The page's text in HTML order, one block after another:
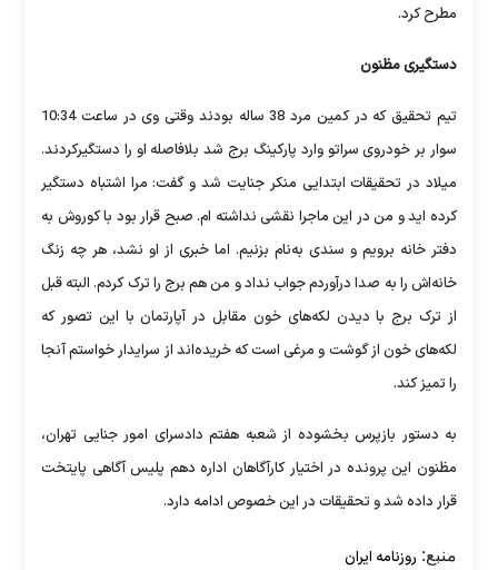
مطرح کرد.
دستگیری مظنون
تیم تحقیق که در کمین مرد 38 ساله بودند وقتی وی در ساعت 10:34
سوار بر خودروی سراتو وارد پارکینگ برج شد بلافاصله او را دستگیرکردند.
میلاد در تحقیقات ابتدایی منکر جنایت شد و گفت: مرا اشتباه دستگیر
کرده اید و من در این ماجرا نقشی نداشته ام. صبح قرار بود با کوروش به
دفتر خانه برویم و سندی به‌نام بزنیم. اما خبری از او نشد، هر چه زنگ
خانه‌اش را به صدا درآوردم جواب نداد و من هم برج را ترک کردم. البته قبل
از ترک برج با دیدن لکه‌های خون مقابل در آپارتمان با این تصور که
لکه‌های خون از گوشت و مرغی است که خریده‌اند از سرایدار خواستم آنجا
را تمیز کند.
به دستور بازپرس بخشوده از شعبه هفتم دادسرای امور جنایی تهران،
مظنون این پرونده در اختیار کارآگاهان اداره دهم پلیس آگاهی پایتخت
قرار داده شد و تحقیقات در این خصوص ادامه دارد.
منبع: روزنامه ایران